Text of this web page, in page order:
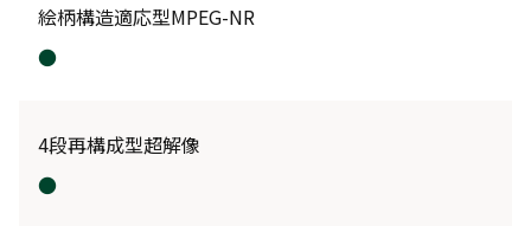
絵柄構造適応型MPEG-NR
●
4段再構成型超解像
●